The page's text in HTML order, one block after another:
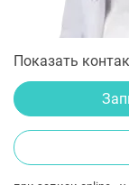
Показать